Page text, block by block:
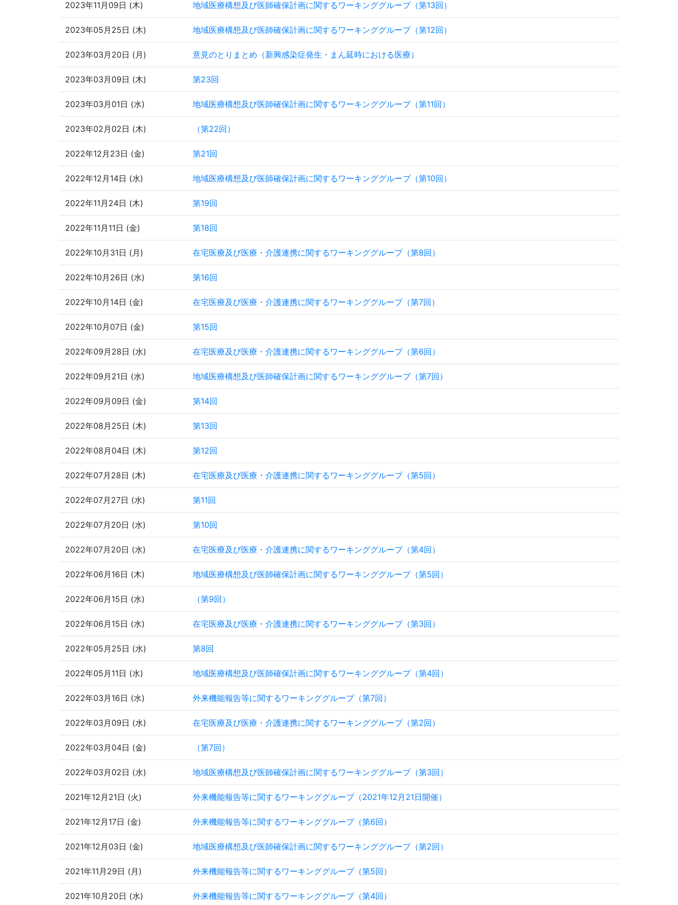
2023年11月09日 (木) 地域医療構想及び医師確保計画に関するワーキンググループ（第13回）
2023年05月25日 (木) 地域医療構想及び医師確保計画に関するワーキンググループ（第12回）
2023年03月20日 (月) 意見のとりまとめ（新興感染症発生・まん延時における医療）
2023年03月09日 (木) 第23回
2023年03月01日 (水) 地域医療構想及び医師確保計画に関するワーキンググループ（第11回）
2023年02月02日 (木) （第22回）
2022年12月23日 (金) 第21回
2022年12月14日 (水) 地域医療構想及び医師確保計画に関するワーキンググループ（第10回）
2022年11月24日 (木) 第19回
2022年11月11日 (金) 第18回
2022年10月31日 (月) 在宅医療及び医療・介護連携に関するワーキンググループ（第8回）
2022年10月26日 (水) 第16回
2022年10月14日 (金) 在宅医療及び医療・介護連携に関するワーキンググループ（第7回）
2022年10月07日 (金) 第15回
2022年09月28日 (水) 在宅医療及び医療・介護連携に関するワーキンググループ（第6回）
2022年09月21日 (水) 地域医療構想及び医師確保計画に関するワーキンググループ（第7回）
2022年09月09日 (金) 第14回
2022年08月25日 (木) 第13回
2022年08月04日 (木) 第12回
2022年07月28日 (木) 在宅医療及び医療・介護連携に関するワーキンググループ（第5回）
2022年07月27日 (水) 第11回
2022年07月20日 (水) 第10回
2022年07月20日 (水) 在宅医療及び医療・介護連携に関するワーキンググループ（第4回）
2022年06月16日 (木) 地域医療構想及び医師確保計画に関するワーキンググループ（第5回）
2022年06月15日 (水) （第9回）
2022年06月15日 (水) 在宅医療及び医療・介護連携に関するワーキンググループ（第3回）
2022年05月25日 (水) 第8回
2022年05月11日 (水) 地域医療構想及び医師確保計画に関するワーキンググループ（第4回）
2022年03月16日 (水) 外来機能報告等に関するワーキンググループ（第7回）
2022年03月09日 (水) 在宅医療及び医療・介護連携に関するワーキンググループ（第2回）
2022年03月04日 (金) （第7回）
2022年03月02日 (水) 地域医療構想及び医師確保計画に関するワーキンググループ（第3回）
2021年12月21日 (火) 外来機能報告等に関するワーキンググループ（2021年12月21日開催）
2021年12月17日 (金) 外来機能報告等に関するワーキンググループ（第6回）
2021年12月03日 (金) 地域医療構想及び医師確保計画に関するワーキンググループ（第2回）
2021年11月29日 (月) 外来機能報告等に関するワーキンググループ（第5回）
2021年10月20日 (水) 外来機能報告等に関するワーキンググループ（第4回）